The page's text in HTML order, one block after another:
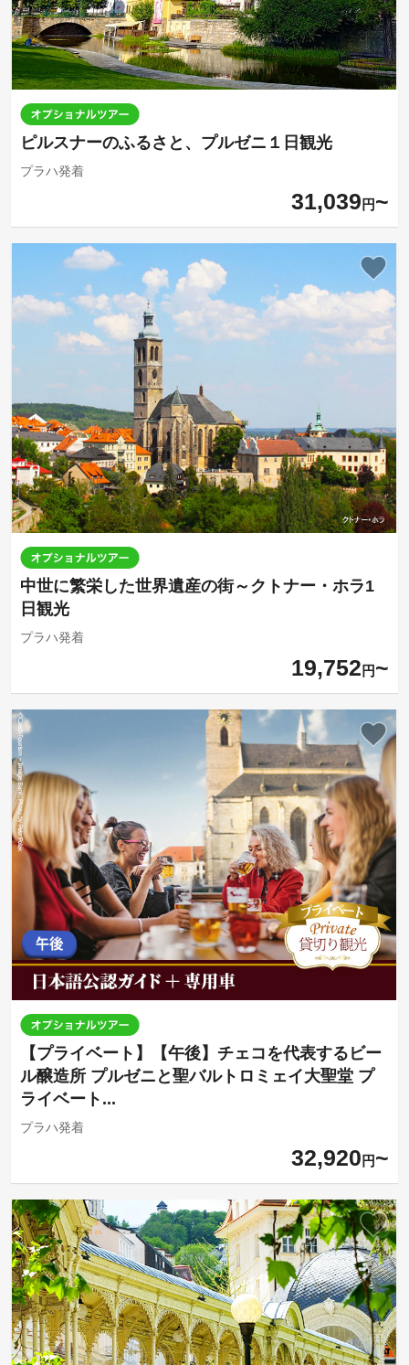
ピルスナーのふるさと、プルゼニ１日観光
プラハ発着
31,039 円
中世に繁栄した世界遺産の街～クトナー・ホラ1
日観光
プラハ発着
19,752 円
【プライベート】【午後】チェコを代表するビー
ル醸造所 プルゼニと聖バルトロミェイ大聖堂 プ
ライベート...
プラハ発着
32,920 円